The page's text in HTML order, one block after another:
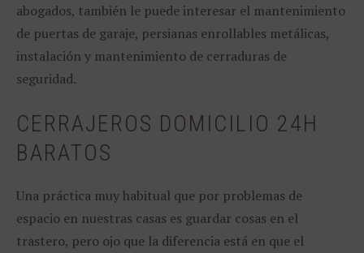
abogados, también le puede interesar el mantenimiento
de puertas de garaje, persianas enrollables metálicas,
instalación y mantenimiento de cerraduras de
seguridad.
CERRAJEROS DOMICILIO 24H
BARATOS
Una práctica muy habitual que por problemas de
espacio en nuestras casas es guardar cosas en el
trastero, pero ojo que la diferencia está en que el